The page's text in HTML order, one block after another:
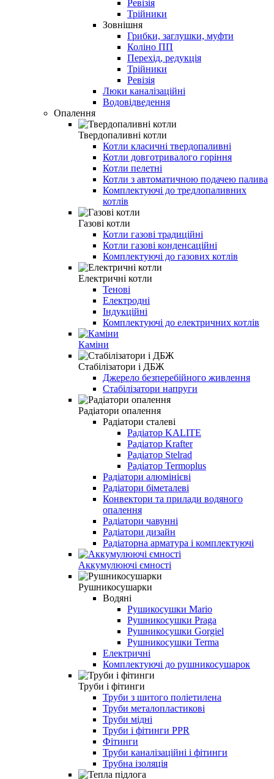
Ревізія
Трійники
Зовнішня
Грибки, заглушки, муфти
Коліно ПП
Перехід, редукція
Трійники
Ревізія
Люки каналізаційні
Водовідведення
Опалення
Твердопаливні котли
Котли класичні твердопаливні
Котли довготривалого горіння
Котли пелетні
Котли з автоматичною подачею палива
Комплектуючі до тредлопаливних
котлів
Газові котли
Котли газові традиційні
Котли газові конденсаційні
Комплектуючі до газових котлів
Електричні котли
Тенові
Електродні
Індукційні
Комплектуючі до електричних котлів
Каміни
Стабілізатори і ДБЖ
Джерело безперебійного живлення
Стабілізатори напруги
Радіатори опалення
Радіатори сталеві
Радіатор KALITE
Радіатор Krafter
Радіатор Stelrad
Радіатор Termoplus
Радіатори алюмінієві
Радіатори біметалеві
Конвектори та прилади водяного
опалення
Радіатори чавунні
Радіатори дизайн
Радіаторна арматура і комплектуючі
Аккумулюючі ємності
Рушникосушарки
Водяні
Рушикосушки Mario
Рушникосушки Praga
Рушникосушки Gorgiel
Рушникосушки Terma
Електричні
Комплектуючі до рушникосушарок
Труби і фітинги
Труби з шитого поліетилена
Труби металопластикові
Труби мідні
Труби і фітинги PPR
Фітинги
Труби каналізаційні і фітинги
Трубна ізоляція